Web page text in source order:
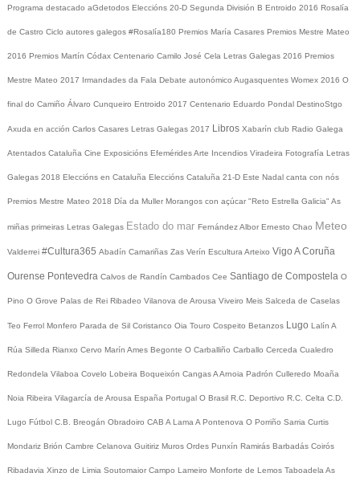
Programa destacado aGdetodos Eleccións 20-D Segunda División B Entroido 2016 Rosalía
de Castro Ciclo autores galegos #Rosalía180 Premios María Casares Premios Mestre Mateo
2016 Premios Martín Códax Centenario Camilo José Cela Letras Galegas 2016 Premios
Mestre Mateo 2017 Irmandades da Fala Debate autonómico Augasquentes Womex 2016 O
final do Camiño Álvaro Cunqueiro Entroido 2017 Centenario Eduardo Pondal DestinoStgo
Axuda en acción Carlos Casares Letras Galegas 2017 Libros Xabarín club Radio Galega
Atentados Cataluña Cine Exposicións EfeméridesArte Incendios Viradeira Fotografía Letras
Galegas 2018 Eleccións en Cataluña Eleccións Cataluña 21-D Este Nadal canta con nós
Premios Mestre Mateo 2018 Día da Muller Morangos con açúcar "Reto Estrella Galicia" As
miñas primeiras Letras Galegas Estado do mar Fernández Albor Ernesto Chao Meteo
Valderrei #Cultura365 Abadín Camariñas Zas Verín Escultura Arteixo Vigo A Coruña
Ourense Pontevedra Calvos de Randín Cambados Cee Santiago de Compostela O
Pino O Grove Palas de Rei Ribadeo Vilanova de Arousa Viveiro Meis Salceda de Caselas
Teo Ferrol Monfero Parada de Sil Coristanco Oia Touro Cospeito Betanzos Lugo Lalín A
Rúa Silleda Rianxo Cervo Marín Ames Begonte O Carballiño Carballo Cerceda Cualedro
Redondela Vilaboa Covelo Lobeira Boqueixón CangasA Arnoia Padrón Culleredo Moaña
Noia Ribeira Vilagarcía de Arousa España Portugal O Brasil R.C. Deportivo R.C. Celta C.D.
Lugo Fútbol C.B. Breogán Obradoiro CAB A Lama A Pontenova O Porriño Sarria Curtis
Mondariz Brión Cambre Celanova Guitiriz Muros Ordes Punxín Ramirás Barbadás Coirós
Ribadavia Xinzo de Limia Soutomaior Campo Lameiro Monforte de Lemos Taboadela As